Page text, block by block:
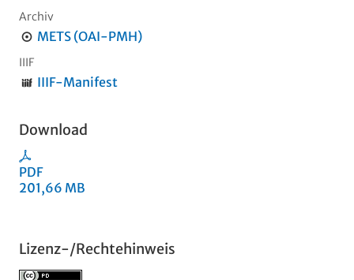
Archiv
METS (OAI-PMH)
IIIF
IIIF-Manifest
Download
PDF
201,66 MB
Lizenz-/Rechtehinweis